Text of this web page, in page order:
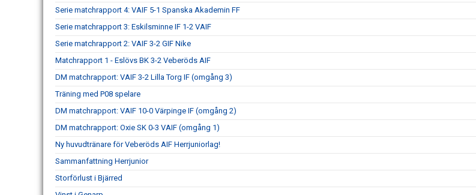
Serie matchrapport 4: VAIF 5-1 Spanska Akademin FF
Serie matchrapport 3: Eskilsminne IF 1-2 VAIF
Serie matchrapport 2: VAIF 3-2 GIF Nike
Matchrapport 1 - Eslövs BK 3-2 Veberöds AIF
DM matchrapport: VAIF 3-2 Lilla Torg IF (omgång 3)
Träning med P08 spelare
DM matchrapport: VAIF 10-0 Värpinge IF (omgång 2)
DM matchrapport: Oxie SK 0-3 VAIF (omgång 1)
Ny huvudtränare för Veberöds AIF Herrjuniorlag!
Sammanfattning Herrjunior
Storförlust i Bjärred